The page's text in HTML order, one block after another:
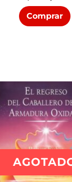
Comprar